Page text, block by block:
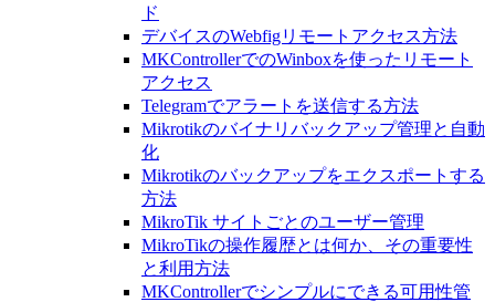
ド
デバイスのWebfigリモートアクセス方法
MKControllerでのWinboxを使ったリモート
アクセス
Telegramでアラートを送信する方法
Mikrotikのバイナリバックアップ管理と自動
化
Mikrotikのバックアップをエクスポートする
方法
MikroTik サイトごとのユーザー管理
MikroTikの操作履歴とは何か、その重要性
と利用方法
MKControllerでシンプルにできる可用性管